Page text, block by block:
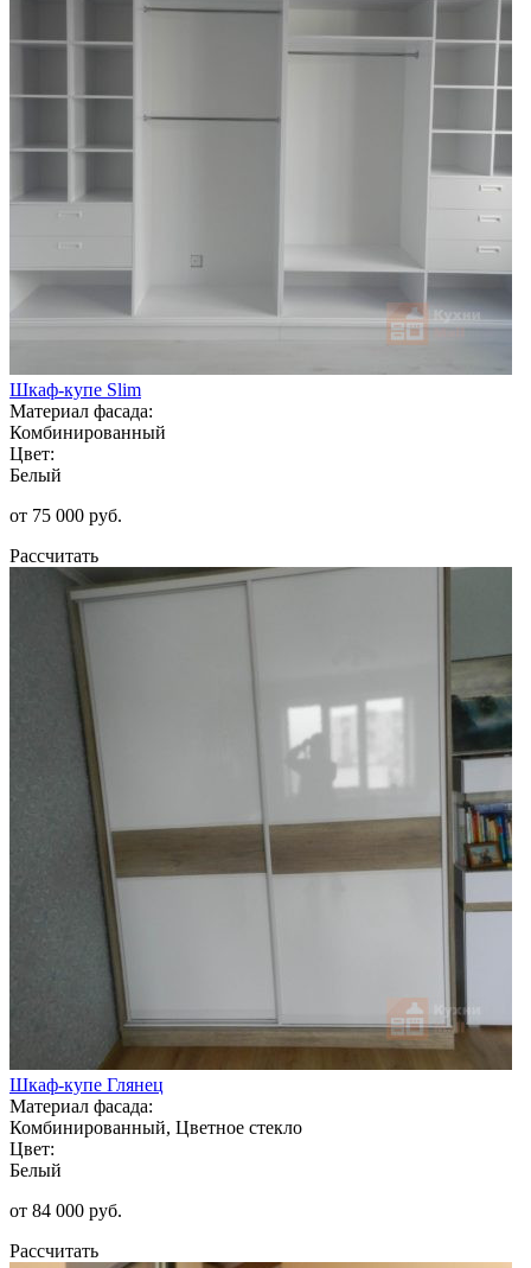
Шкаф-купе Slim
Материал фасада:
Комбинированный
Цвет:
Белый
от 75 000 руб.
Рассчитать
Шкаф-купе Глянец
Материал фасада:
Комбинированный, Цветное стекло
Цвет:
Белый
от 84 000 руб.
Рассчитать